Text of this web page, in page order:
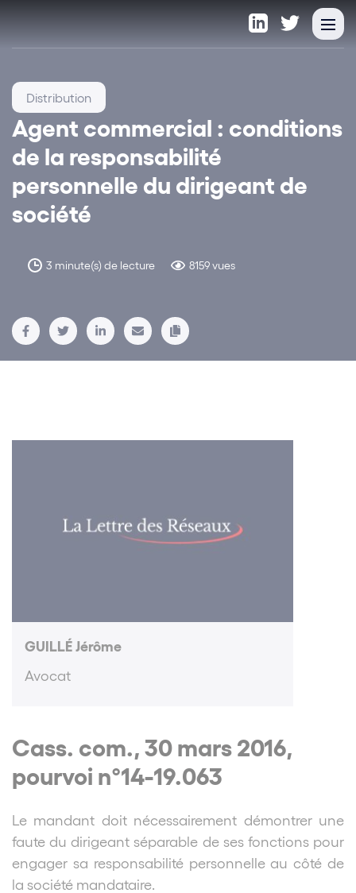
Agent commercial : conditions
de la responsabilité
personnelle du dirigeant de
société
3 minute(s) de lecture 8159 vues
Distribution
GUILLÉ Jérôme
Avocat
Cass. com., 30 mars 2016,
pourvoi n°14-19.063
Le mandant doit nécessairement démontrer une
faute du dirigeant séparable de ses fonctions pour
engager sa responsabilité personnelle au côté de
la société mandataire.